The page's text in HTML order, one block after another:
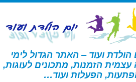
הולדת ועוד – האתר הגדול לימי
הזמנות, מתכונים לעוגות,
הפעלות ועוד… » קאפקייקס מיקי מאוס